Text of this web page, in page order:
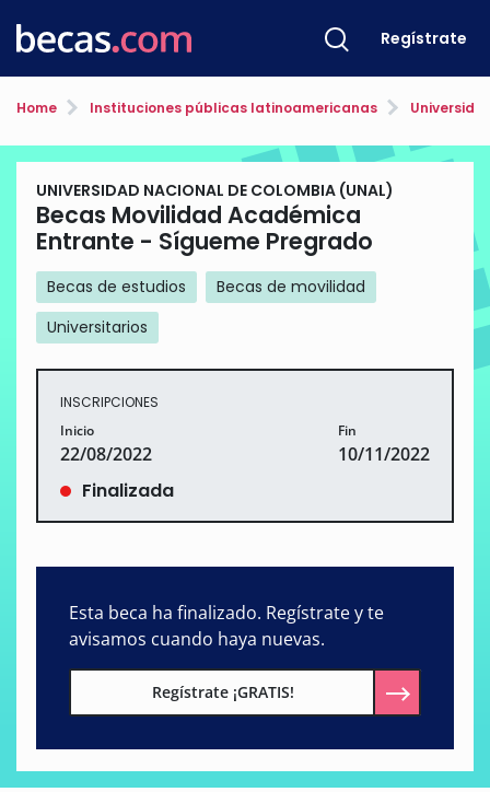
Regístrate
Home Instituciones públicas latinoamericanas
UNIVERSIDAD NACIONAL DE COLOMBIA (UNAL)
Becas Movilidad Académica
Entrante - Sígueme Pregrado
Becas de estudios
Becas de movilidad
Universitarios
INSCRIPCIONES
Inicio
22/08/2022
Fin
10/11/2022
Finalizada
Esta beca ha finalizado. Regístrate y te
avisamos cuando haya nuevas.
Regístrate ¡GRATIS!